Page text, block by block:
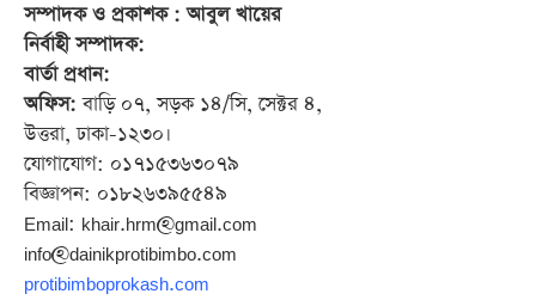
সম্পাদকও প্রকাশক: আবুল খায়ের
নির্বাহী সম্পাদক:
বার্তা প্রধান:
অফিস: বাড়ি ০৭, সড়ক ১৪/সি, সেক্টর ৪,
উত্তরা, ঢাকা-১২৩০।
যোগাযোগ: ০১৭১৫৩৬৩০৭৯
বিজ্ঞাপন: ০১৮২৬৩৯৫৫৪৯
Email: khair.hrm@gmail.com
info@dainikprotibimbo.com
protibimboprokash.com